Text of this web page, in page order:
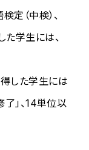
定（中検）、
学生には、
した学生には
了」、14単位以